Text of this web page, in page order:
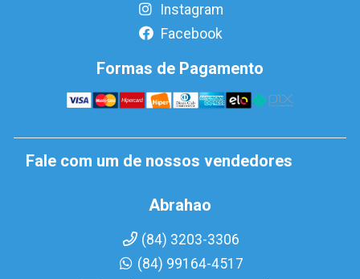
Instagram
Facebook
Formas de Pagamento
Fale com um de nossos vendedores
Abrahao
(84) 3203-3306
(84) 99164-4517